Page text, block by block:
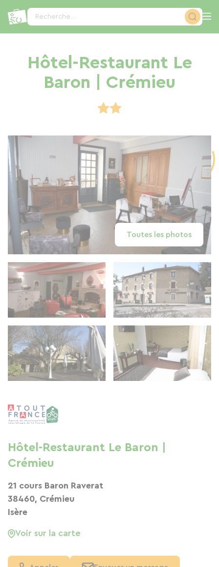
Recherche...
Hôtel-Restaurant Le
Baron | Crémieu
Toutes les photos
Hôtel-Restaurant Le Baron |
Crémieu
21 cours Baron Raverat
38460, Crémieu
Isère
Voir sur la carte
Panneau de gestion des cookies